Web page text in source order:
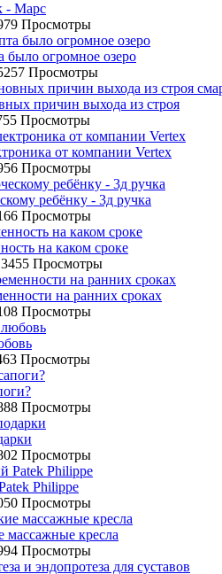
- Марс
Просмотры
было огромное озеро
Просмотры
причин выхода из строя
Просмотры
от компании Vertex
Просмотры
ребёнку - 3д ручка
Просмотры
на каком сроке
Просмотры
на ранних сроках
Просмотры
Просмотры
Просмотры
Просмотры
Philippe
Просмотры
массажные кресла
Просмотры